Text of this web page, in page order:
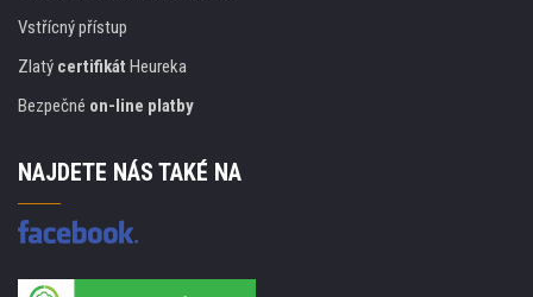
Vstřícný přístup
Zlatý certifikát Heureka
Bezpečné on-line platby
NAJDETE NÁS TAKÉ NA